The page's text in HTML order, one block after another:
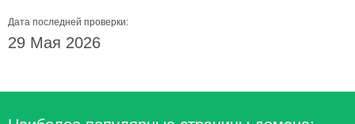
Дата последней проверки:
29 Мая 2026